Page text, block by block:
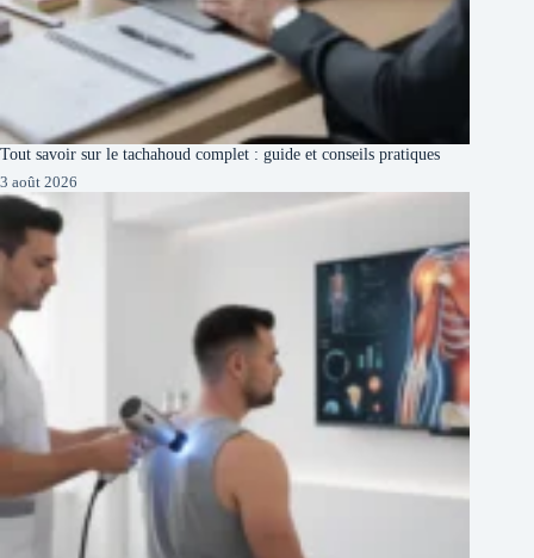
Tout savoir sur le tachahoud complet : guide et conseils pratiques
3 août 2026